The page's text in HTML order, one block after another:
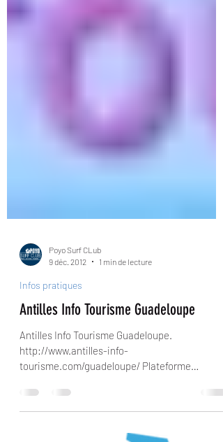
9 déc. 2012
Infos pratiques
Antilles Info Tourisme Guadeloupe
Antilles Info Tourisme Guadeloupe.
tourisme.com/guadeloupe/ Plateforme
touristique, visite guidee avec cartes de...